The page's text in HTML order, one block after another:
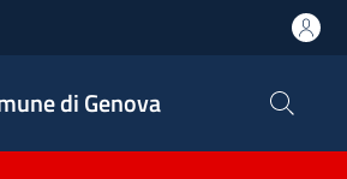
di Genova